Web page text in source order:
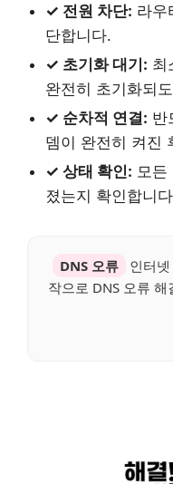
✓ 전원 차단: 라우
단합니다.
✓ 초기화 대기: 최
완전히 초기화되
✓ 순차적 연결: 반
뎀이 완전히 켜진
✓ 상태 확인: 모
졌는지 확인합니
DNS 오류
인터
작으로 DNS 오류